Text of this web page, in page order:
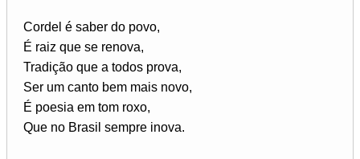
Cordel é saber do povo,
É raiz que se renova,
Tradição que a todos prova,
Ser um canto bem mais novo,
É poesia em tom roxo,
Que no Brasil sempre inova.